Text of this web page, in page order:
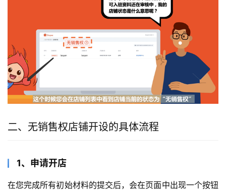
二、无销售权店铺开设的具体流程
1、申请开店
在您完成所有初始材料的提交后，会在页面中出现一个按钮